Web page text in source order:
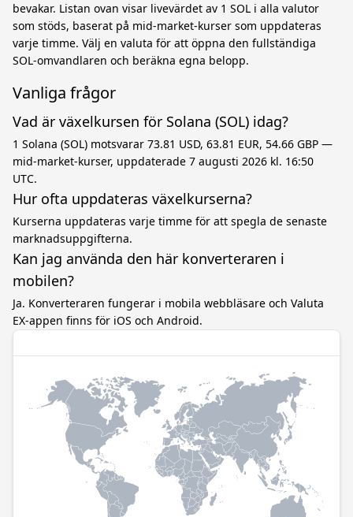
bevakar. Listan ovan visar livevärdet av 1 SOL i alla valutor
som stöds, baserat på mid-market-kurser som uppdateras
varje timme. Välj en valuta för att öppna den fullständiga
SOL-omvandlaren och beräkna egna belopp.
Vanliga frågor
Vad är växelkursen för Solana (SOL) idag?
1 Solana (SOL) motsvarar 73.81 USD, 63.81 EUR, 54.66 GBP —
mid-market-kurser, uppdaterade 7 augusti 2026 kl. 16:50
UTC.
Hur ofta uppdateras växelkurserna?
Kurserna uppdateras varje timme för att spegla de senaste
marknadsuppgifterna.
Kan jag använda den här konverteraren i
mobilen?
Ja. Konverteraren fungerar i mobila webbläsare och Valuta
EX-appen finns för iOS och Android.